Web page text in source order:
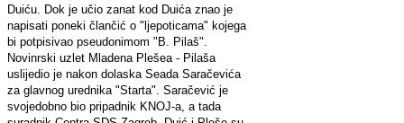
Duiću. Dok je učio zanat kod Duića znao je
napisati poneki člančić o "ljepoticama" kojega
bi potpisivao pseudonimom "B. Pilaš".
Novinrski uzlet Mladena Plešea - Pilaša
uslijedio je nakon dolaska Seada Saračevića
za glavnog urednika "Starta". Saračević je
svojedobno bio pripadnik KNOJ-a, a tada